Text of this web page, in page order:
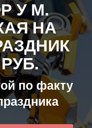
У М.
НА
по факту